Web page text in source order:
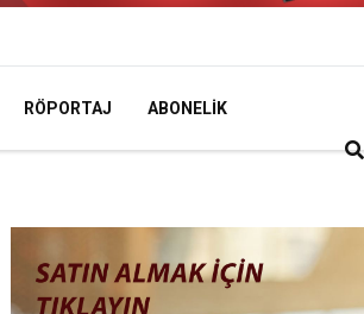
RÖPORTAJ ABONELIK